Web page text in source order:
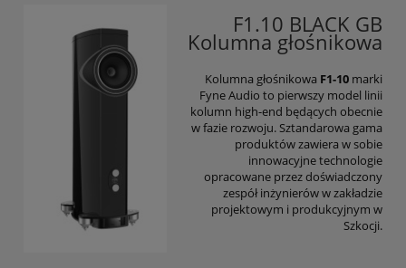
F1.10 BLACK GB
Kolumna głośnikowa
Kolumna głośnikowa F1-10 marki
Fyne Audio to pierwszy model linii
kolumn high-end będących obecnie
w fazie rozwoju. Sztandarowa gama
produktów zawiera w sobie
innowacyjne technologie
opracowane przez doświadczony
zespół inżynierów w zakładzie
projektowym i produkcyjnym w
Szkocji.